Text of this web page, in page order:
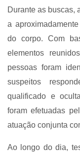
Durante as buscas,
a
do corpo. Com
elementos
pessoas foram
suspeitos
qualificado e
foram efetuadas
atuação conjunta
Ao longo do dia,